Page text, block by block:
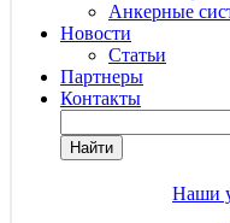
Анкерные
Новости
Статьи
Партнеры
Контакты
Найти
Наши